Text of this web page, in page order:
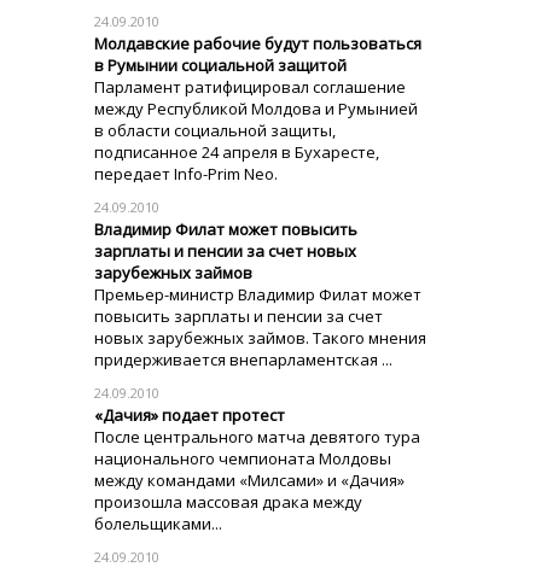
24.09.2010
Молдавские рабочие будут пользоваться
в Румынии социальной защитой
Парламент ратифицировал соглашение
между Республикой Молдова и Румынией
в области социальной защиты,
подписанное 24 апреля в Бухаресте,
передает Info-Prim Neo.
24.09.2010
Владимир Филат может повысить
зарплаты и пенсии за счет новых
зарубежных займов
Премьер-министр Владимир Филат может
повысить зарплаты и пенсии за счет
новых зарубежных займов. Такого мнения
придерживается внепарламентская ...
24.09.2010
«Дачия» подает протест
После центрального матча девятого тура
национального чемпионата Молдовы
между командами «Милсами» и «Дачия»
произошла массовая драка между
болельщиками...
24.09.2010